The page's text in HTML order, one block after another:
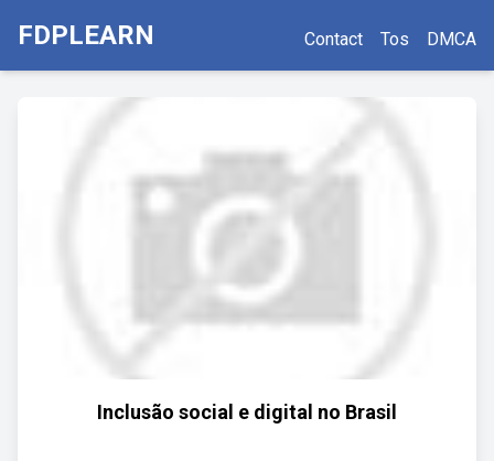
FDPLEARN Contact Tos DMCA
Inclusão social e digital no Brasil